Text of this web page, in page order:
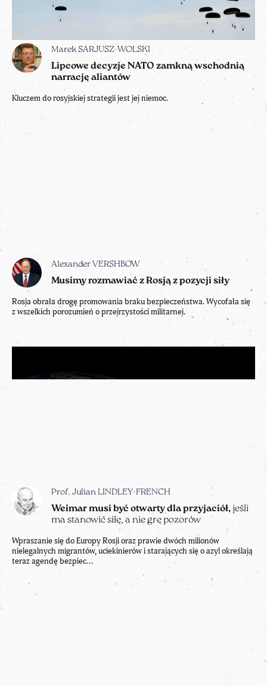
Marek SARJUSZ-WOLSKI
Lipcowe decyzje NATO zamkną wschodnią
narrację aliantów
Kluczem do rosyjskiej strategii jest jej niemoc.
Alexander VERSHBOW
Musimy rozmawiać z Rosją z pozycji siły
Rosja obrała drogę promowania braku bezpieczeństwa. Wycofała się
z wszelkich porozumień o przejrzystości militarnej.
Prof. Julian LINDLEY-FRENCH
Weimar musi być otwarty dla przyjaciół, jeśli
ma stanowić siłę, a nie grę pozorów
Wpraszanie się do Europy Rosji oraz prawie dwóch milionów
nielegalnych migrantów, uciekinierów i starających się o azyl określają
teraz agendę bezpiec...